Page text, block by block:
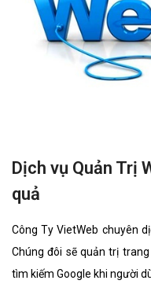
Dịch vụ Quản Trị
quả
Công Ty VietWeb chuyên
Chúng đôi sẽ quản trị
tìm kiếm Google khi người